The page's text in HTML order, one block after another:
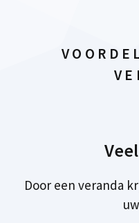
Door een veranda